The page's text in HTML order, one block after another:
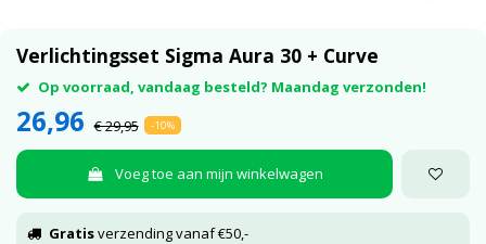
Verlichtingsset Sigma Aura 30 + Curve
Op voorraad, vandaag besteld? Maandag verzonden!
26,96 € 29,95 -10%
Voeg toe aan mijn winkelwagen
Gratisverzending vanaf €50,-